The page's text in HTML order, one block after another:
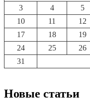
3
4 5
10
11 12
17
18 19
24
25 26
31
Новые статьи